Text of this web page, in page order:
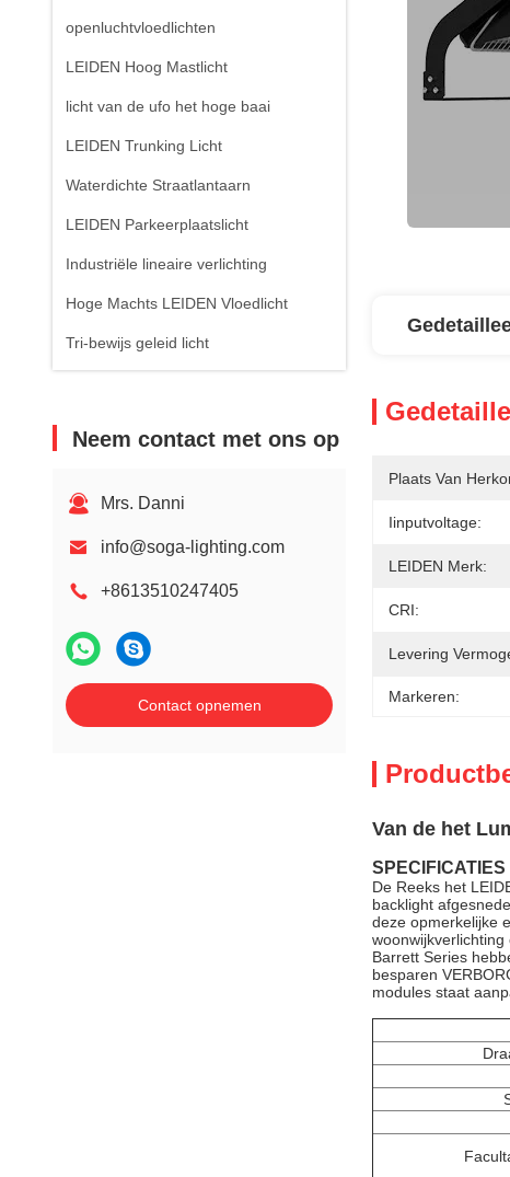
openluchtvloedlichten
LEIDEN Hoog Mastlicht
licht van de ufo het hoge baai
LEIDEN Trunking Licht
Waterdichte Straatlantaarn
LEIDEN Parkeerplaatslicht
Industriële lineaire verlichting
Hoge Machts LEIDEN Vloedlicht
Tri-bewijs geleid licht
Neem contact met ons op
Mrs. Danni
info@soga-lighting.com
+8613510247405
Contact opnemen
Plaats Van
Iinputvoltage:
LEIDEN Merk:
CRI:
Levering
Markeren:
Van de het
SPECIFICATIES
De Reeks het
backlight
deze opmerkelijke
Barrett Series
besparen
modules staat